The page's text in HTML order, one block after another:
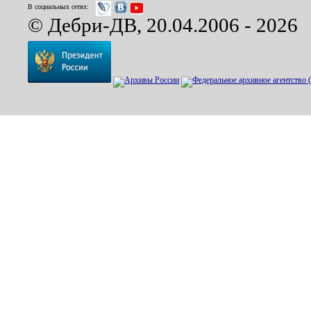
В социальных сетях:
© Дебри-ДВ, 20.04.2006 - 2026